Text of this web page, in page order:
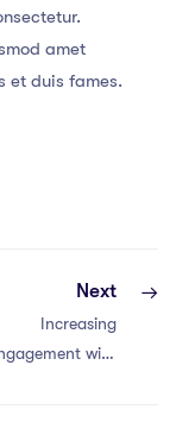
amet
et duis fames.
Next
Increasing
with